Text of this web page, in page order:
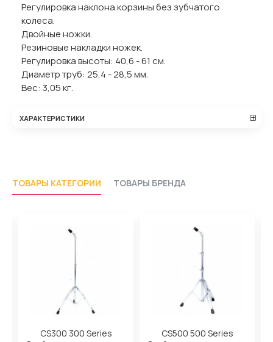
Регулировка наклона корзины без зубчатого
колеса.
Двойные ножки.
Резиновые накладки ножек.
Регулировка высоты: 40,6 - 61 см.
Диаметр труб: 25,4 - 28,5 мм.
Вес: 3,05 кг.
ХАРАКТЕРИСТИКИ
ТОВАРЫ КАТЕГОРИИ ТОВАРЫ БРЕНДА
CS300 300 Series
CS500 500 Series